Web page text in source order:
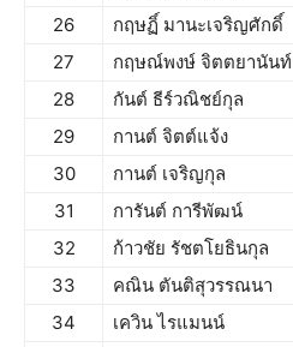
26
กฤษฏิ์ มานะเจริญศักดิ์
27
กฤษณ์พงษ์ จิตตยานันท์
28
กันต์ ธีร์วณิชย์กุล
29
กานต์ จิตต์แจ้ง
30
กานต์ เจริญกุล
31
การันต์ การีพัฒน์
32
ก้าวชัย รัชตโยธินกุล
33
คณิน ตันติสุวรรณนา
34
เควิน ไรแมนน์